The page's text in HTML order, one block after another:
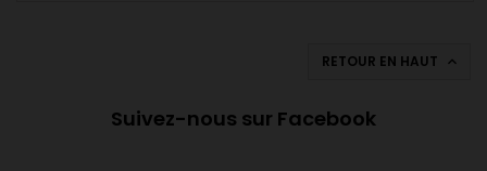
RETOUR EN HAUT 
Suivez-nous sur Facebook